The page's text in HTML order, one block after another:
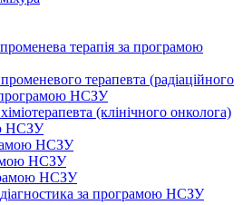
терапія за програмою
терапевта (радіаційного
програмою НСЗУ
(клінічного онколога)
НСЗУ
НСЗУ
НСЗУ
НСЗУ
за програмою НСЗУ